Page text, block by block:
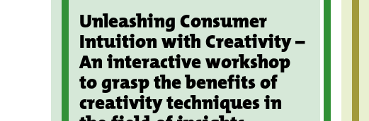
Unleashing Consumer
Intuition with Creativity –
An interactive workshop
to grasp the benefits of
creativity techniques in